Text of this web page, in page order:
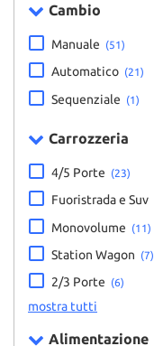
Cambio
Manuale (51)
Automatico (21)
Sequenziale (1)
Carrozzeria
4/5 Porte (23)
Fuoristrada e Suv
Monovolume (11)
Station Wagon (7)
2/3 Porte (6)
mostra tutti
Alimentazione